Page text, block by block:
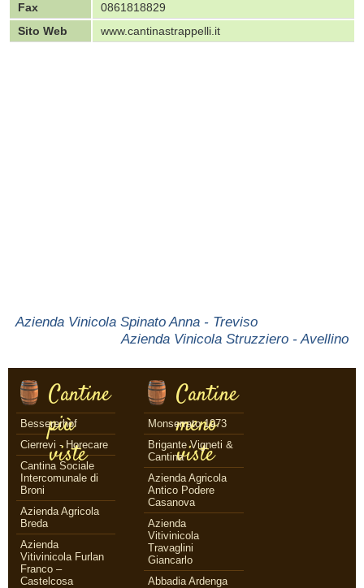
Fax
0861818829
Sito Web
www.cantinastrappelli.it
Azienda Vinicola Spinato Anna - Treviso
Azienda Vinicola Struzziero - Avellino
Cantine
più
viste
Bessererhof
Cierrevi - Horecare
Cantina Sociale
Intercomunale di
Broni
Azienda Agricola
Breda
Azienda
Vitivinicola Furlan
Franco –
Castelcosa
Cantine
meno
viste
Monserrato 1973
Brigante Vigneti &
Cantina
Azienda Agricola
Antico Podere
Casanova
Azienda
Vitivinicola
Travaglini
Giancarlo
Abbadia Ardenga